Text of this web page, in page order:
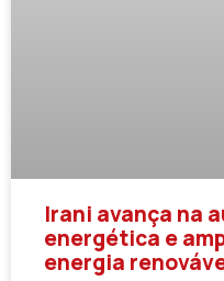
Irani avança na
energética e
energia